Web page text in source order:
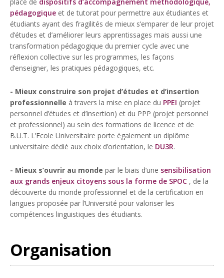
pédagogique et de tutorat pour permettre aux étudiantes et
étudiants ayant des fragilités de mieux s’emparer de leur projet
d’études et d’améliorer leurs apprentissages mais aussi une
transformation pédagogique du premier cycle avec une
réflexion collective sur les programmes, les façons
d’enseigner, les pratiques pédagogiques, etc.
- Mieux construire son projet d’études et d’insertion
professionnelle à travers la mise en place du PPEI (projet
personnel d’études et d’insertion) et du PPP (projet personnel
et professionnel) au sein des formations de licence et de
B.U.T. L’Ecole Universitaire porte également un diplôme
universitaire dédié aux choix d’orientation, le DU3R.
- Mieux s’ouvrir au monde par le biais d’une sensibilisation
aux grands enjeux citoyens sous la forme de SPOC , de la
découverte du monde professionnel et de la certification en
langues proposée par l’Université pour valoriser les
compétences linguistiques des étudiants.
Organisation